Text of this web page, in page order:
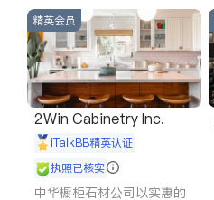
精英会员
2Win Cabinetry Inc.
iTalkBB精英认证
执照已核实
中华橱柜石材公司以实惠的